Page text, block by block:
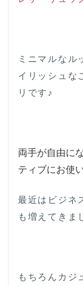
ミニマルなル
イリッシュな
リです♪
両手が自由に
ティブにお使
最近はビジネ
も増えてきま
もちろんカジ